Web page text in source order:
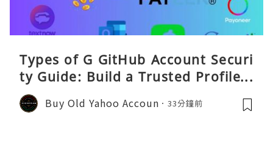
Types of G GitHub Account Securi
ty Guide: Build a Trusted Profile a
nd Protect Your DevitHub accoun
ts
Buy Old Yahoo Accoun 33分鐘前